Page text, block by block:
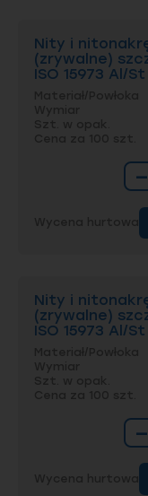
produktów
które
warunków
wszystkim
szczelne
Nity zrywalne
z różnego
do różnego
wykonane z
lub stali
są także nity
z rodzajem
W przypadku
od użej
szczelne
na działania
dostępna jest
Oferujemy nity
stożkowym (Al/
A2/A2, St / St,
Nity i
(zrywalne)
ISO 15973 Al/
−
Nity i
(zrywalne)
ISO 15973 Al/
−